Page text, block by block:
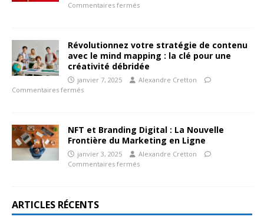
Commentaires fermés
Révolutionnez votre stratégie de contenu
avec le mind mapping : la clé pour une
créativité débridée
janvier 7, 2025
Alexandre Cretton
Commentaires fermés
NFT et Branding Digital : La Nouvelle
Frontière du Marketing en Ligne
janvier 3, 2025
Alexandre Cretton
Commentaires fermés
ARTICLES RÉCENTS